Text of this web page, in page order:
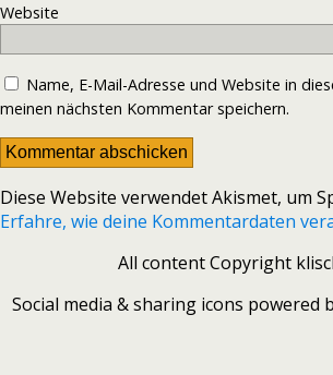
Website
Name, E-Mail-Adresse und Website in
meinen nächsten Kommentar speichern.
Diese Website verwendet Akismet, um
Erfahre, wie deine Kommentardaten
All content Copyright
Social media & sharing icons powered